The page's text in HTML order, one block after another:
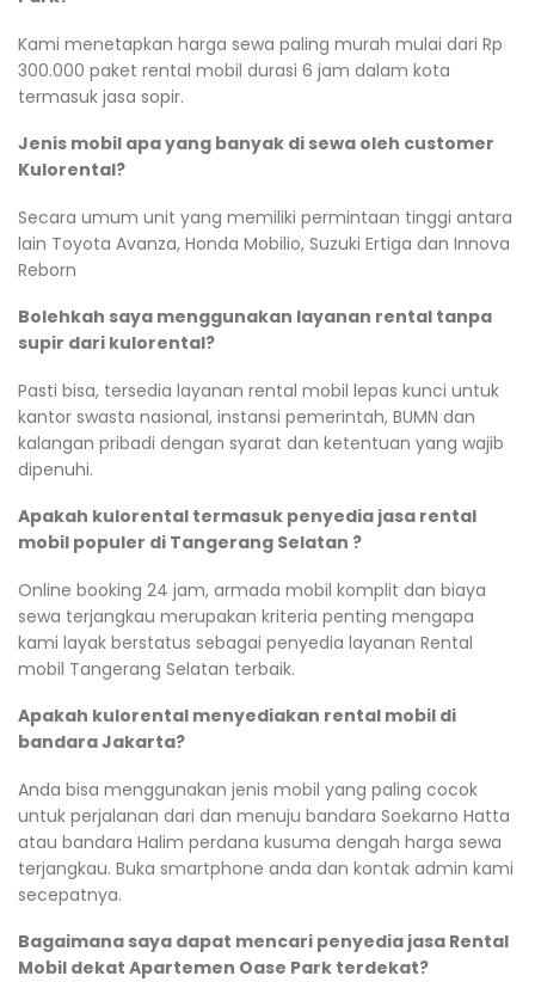
Kami menetapkan harga sewa paling murah mulai dari Rp
300.000 paket rental mobil durasi 6 jam dalam kota
termasuk jasa sopir.
Jenis mobil apa yang banyak di sewa oleh customer
Kulorental?
Secara umum unit yang memiliki permintaan tinggi antara
lain Toyota Avanza, Honda Mobilio, Suzuki Ertiga dan Innova
Reborn
Bolehkah saya menggunakan layanan rental tanpa
supir dari kulorental?
Pasti bisa, tersedia layanan rental mobil lepas kunci untuk
kantor swasta nasional, instansi pemerintah, BUMN dan
kalangan pribadi dengan syarat dan ketentuan yang wajib
dipenuhi.
Apakah kulorental termasuk penyedia jasa rental
mobil populer di Tangerang Selatan ?
Online booking 24 jam, armada mobil komplit dan biaya
sewa terjangkau merupakan kriteria penting mengapa
kami layak berstatus sebagai penyedia layanan Rental
mobil Tangerang Selatan terbaik.
Apakah kulorental menyediakan rental mobil di
bandara Jakarta?
Anda bisa menggunakan jenis mobil yang paling cocok
untuk perjalanan dari dan menuju bandara Soekarno Hatta
atau bandara Halim perdana kusuma dengah harga sewa
terjangkau. Buka smartphone anda dan kontak admin kami
secepatnya.
Bagaimana saya dapat mencari penyedia jasa Rental
Mobil dekat Apartemen Oase Park terdekat?